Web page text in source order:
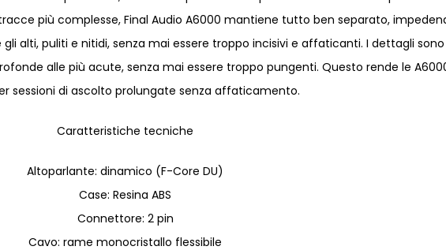
più complesse, Final Audio A6000 mantiene tutto ben separato,
alti, puliti e nitidi, senza mai essere troppo incisivi e affaticanti. I dettagli sono
alle più acute, senza mai essere troppo pungenti. Questo rende le
sessioni di ascolto prolungate senza affaticamento.
Caratteristiche tecniche
Altoparlante: dinamico (F-Core DU)
Case: Resina ABS
Connettore: 2 pin
Cavo: rame monocristallo flessibile